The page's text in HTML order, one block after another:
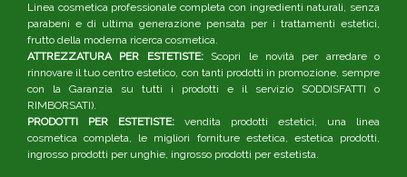
Linea cosmetica professionale completa con ingredienti naturali, senza
parabeni e di ultima generazione pensata per i trattamenti estetici,
frutto della moderna ricerca cosmetica.
ATTREZZATURA PER ESTETISTE:Scopri le novità per arredare o
rinnovare il tuo centro estetico, con tanti prodotti in promozione, sempre
con la Garanzia su tutti i prodotti e il servizio SODDISFATTI o
RIMBORSATI).
PRODOTTI PER ESTETISTE: vendita prodotti estetici, una linea
cosmetica completa, le migliori forniture estetica, estetica prodotti,
ingrosso prodotti per unghie, ingrosso prodotti per estetista.